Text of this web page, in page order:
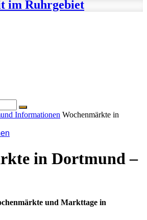
Informationen Wochenmärkte in
in Dortmund –
und Markttage in